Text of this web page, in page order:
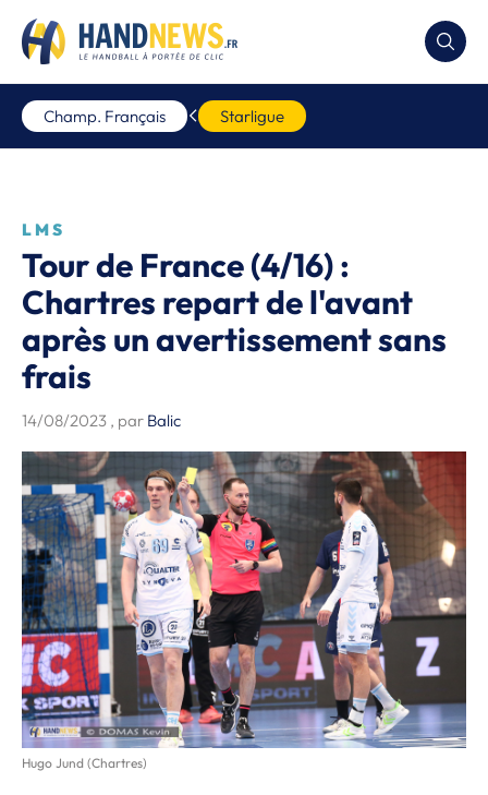
Champ. Français Starligue
LMS
Tour de France (4/16) :
Chartres repart de l'avant
après un avertissement sans
frais
14/08/2023 , par Balic
Hugo Jund (Chartres)